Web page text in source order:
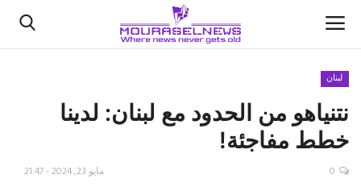
الأخبار
كتّابنا
لبنان
نتنياهو من الحدود مع لبنان: لدينا
خطط مفاجئة!
مايو 23, 2024 - 21:47 0